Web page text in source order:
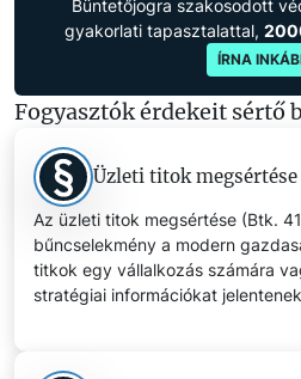
Büntetőjogra szakosodott
gyakorlati tapasztalattal,
ÍRNA
Fogyasztók érdekeit sértő
Üzleti titok megsértése
Az üzleti titok megsértése (Btk.
bűncselekmény a modern
titkok egy vállalkozás számára
stratégiai információkat